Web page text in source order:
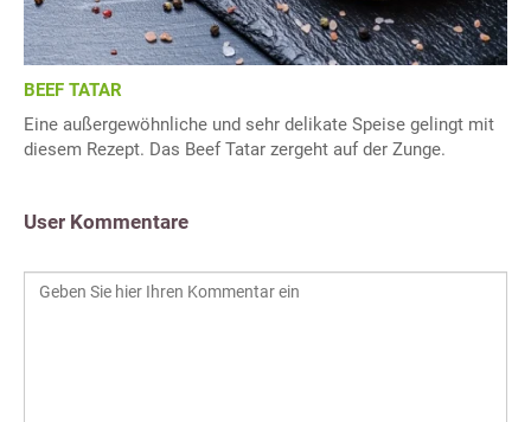
BEEF TATAR
Eine außergewöhnliche und sehr delikate Speise gelingt mit
diesem Rezept. Das Beef Tatar zergeht auf der Zunge.
User Kommentare